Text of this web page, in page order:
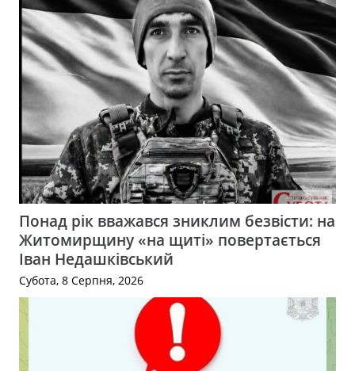
Понад рік вважався зниклим безвісти: на
Житомирщину «на щиті» повертається
Іван Недашківський
Субота, 8 Серпня, 2026